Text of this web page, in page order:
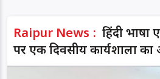
Raipur News : हिंदी
पर एक दिवसीय कार्यशाला